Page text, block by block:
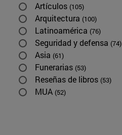
Artículos (105)
Arquitectura (100)
Latinoamérica (76)
Seguridad y defensa (74)
Asia (61)
Funerarias (53)
Reseñas de libros (53)
MUA (52)